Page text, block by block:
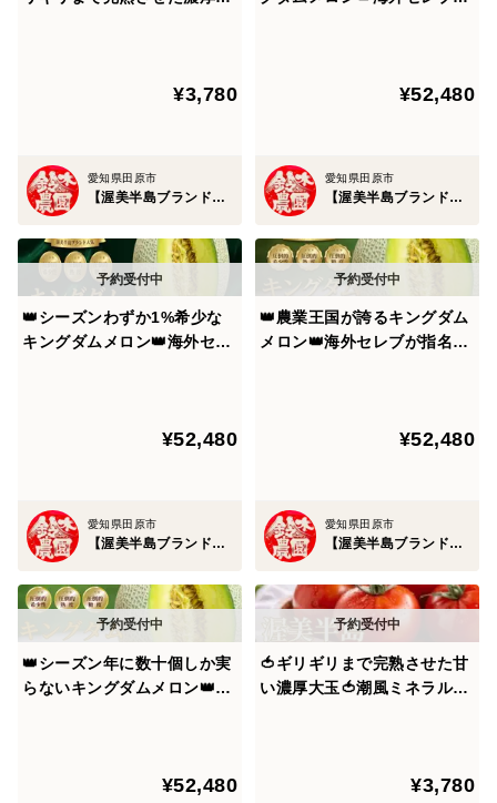
太陽の恵みと海からミネラル豊富な潮風の恩恵を最大限
愛知県の渥美半島はの気候は黒潮の影響で年間を通じて
作物の糖度を大きく左右する太陽の恵みを最大限享受
し、ミネラルをふんだんに含んだ海からの潮風の恩恵を
受けた作物は素材本来の濃厚な味わいを誇り、一度食べ
たらもう戻れないやみつき必至の食を堪能できます。
本来、作物には収穫"できる"タイミングで収穫するのが
リギリまで樹上で成熟させていく完熟製法を採用。
る作物はまだまだ若い作物。
収穫タイミングが来ても、そこから更にもうひと押し、
ふた押し成熟させていくので、渥美半島ブランドが誇る
ガツンと脳内までダイレクトに響く味わいを誇り、一度
【朝どれ】【11月中旬予約】
¥3,780
愛知県田原市
【渥美半島ブランド】鈴木農園
ト】【2027年7月中旬予約】
¥52,480
愛知県田原市
【渥美半島ブランド】鈴木農園
👑シーズンわずか1%希少な
キングダムメロン👑海外セレ
【お中元ギフト】【2027年7
¥52,480
愛知県田原市
【渥美半島ブランド】鈴木農園
👑農業王国が誇るキングダム
メロン👑海外セレブが指名し
ギフト】【2027年7月中旬予
¥52,480
愛知県田原市
【渥美半島ブランド】鈴木農園
👑シーズン年に数十個しか実
らないキングダムメロン👑海
答用・お中元ギフト】【2027
¥52,480
🍅ギリギリまで完熟させた甘
い濃厚大玉🍅潮風ミネラルト
¥3,780